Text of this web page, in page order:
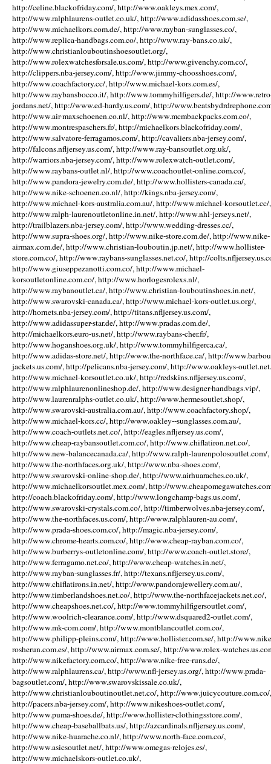
http://celine.blackofriday.com/, http://www.oakleys.mex.com/,
http://www.ralphlaurens-outlet.co.uk/, http://www.adidasshoes.com.se/,
http://www.michaelkors.com.de/, http://www.rayban-sunglasses.co/,
http://www.replica-handbags.com.co/, http://www.ray-bans.co.uk/,
http://www.christianlouboutinshoesoutlet.org/,
http://www.rolexwatchesforsale.us.com/, http://www.givenchy.com.co/,
http://clippers.nba-jersey.com/, http://www.jimmy-choosshoes.com/,
http://www.coachfactory.cc/, http://www.michael-kors.com.es/,
http://www.raybansbocco.it/, http://www.tommyhilfigers.de/, http://
jordans.net/, http://www.ed-hardy.us.com/, http://
http://www.air-maxschoenen.co.nl/, http://www.mcmbackpacks.com.co/,
http://www.montrespaschers.fr/, http://michaelkors.blackofriday.com/,
http://www.salvatore-ferragamos.com/, http://cavaliers.nba-jersey.com/,
http://falcons.nfljersey.us.com/, http://www.ray-bansoutlet.org.uk/,
http://warriors.nba-jersey.com/, http://www.rolexwatch-outlet.com/,
http://www.raybans-outlet.nl/, http://www.coachoutlet-online.com.co/,
http://www.pandora-jewelry.com.de/, http://www.hollisters-canada.ca/,
http://www.nike-schoenen.co.nl/, http://kings.nba-jersey.com/,
http://www.michael-kors-australia.com.au/, http://www.michael-korsoutlet.cc/,
http://www.ralph-laurenoutletonline.in.net/, http://www.nhl-jerseys.net/,
http://trailblazers.nba-jersey.com/, http://www.wedding-dresses.cc/,
http://www.supra-shoes.org/, http://www.nike-store.com.de/, http://www.nike-
airmax.com.de/, http://www.christian-louboutin.jp.net/, http://www.hollister-
store.com.co/, http://www.raybans-sunglasses.net.co/, http://
http://www.giuseppezanotti.com.co/, http://www.michael-
korsoutletonline.com.co/, http://www.horlogesrolexs.nl/,
http://www.raybanoutlet.ca/, http://www.christian-louboutinshoes.in.net/,
http://www.swarovski-canada.ca/, http://www.michael-kors-outlet.us.org/,
http://hornets.nba-jersey.com/, http://titans.nfljersey.us.com/,
http://www.adidassuper-star.de/, http://www.pradas.com.de/,
http://michaelkors.euro-us.net/, http://www.raybans-cher.fr/,
http://www.hoganshoes.org.uk/, http://www.tommyhilfigerca.ca/,
http://www.adidas-store.net/, http://www.the-northface.ca/, http://
jackets.us.com/, http://pelicans.nba-jersey.com/, http://www.oakleys-
http://www.michael-korsoutlet.co.uk/, http://redskins.nfljersey.us.com/,
http://www.ralphlaurenonlineshop.de/, http://www.designer-handbags.vip/,
http://www.laurenralphs-outlet.co.uk/, http://www.hermesoutlet.shop/,
http://www.swarovski-australia.com.au/, http://www.coachfactory.shop/,
http://www.michael-kors.cc/, http://www.oakley--sunglasses.com.au/,
http://www.coach-outlets.net.co/, http://eagles.nfljersey.us.com/,
http://www.cheap-raybansoutlet.com.co/, http://www.chiflatiron.net.co/,
http://www.new-balancecanada.ca/, http://www.ralph-laurenpolosoutlet.com/,
http://www.the-northfaces.org.uk/, http://www.nba-shoes.com/,
http://www.swarovski-online-shop.de/, http://www.airhuaraches.co.uk/,
http://www.michaelkorsoutlet.mex.com/, http://
http://coach.blackofriday.com/, http://www.longchamp-bags.us.com/,
http://www.swarovski-crystals.com.co/, http://timberwolves.nba-jersey.com/,
http://www.the-northfaces.us.com/, http://www.ralphlauren-au.com/,
http://www.prada-shoes.com.co/, http://magic.nba-jersey.com/,
http://www.chrome-hearts.com.co/, http://www.cheap-rayban.com.co/,
http://www.burberrys-outletonline.com/, http://www.coach-outlet.store/,
http://www.ferragamo.net.co/, http://www.cheap-watches.in.net/,
http://www.rayban-sunglasses.fr/, http://texans.nfljersey.us.com/,
http://www.chiflatirons.in.net/, http://www.pandorajewellery.com.au/,
http://www.timberlandshoes.net.co/, http://www.the-northfacejackets.net.co/,
http://www.cheapshoes.net.co/, http://www.tommyhilfigersoutlet.com/,
http://www.woolrich-clearance.com/, http://www.dsquared2-outlet.com/,
http://www.mk-com.com/, http://www.montblancoutlet.com.co/,
http://www.philipp-pleins.com/, http://www.hollister.com.se/, http://
rosherun.com.es/, http://www.airmax.com.se/, http://www.rolex-
http://www.nikefactory.com.co/, http://www.nike-free-runs.de/,
http://www.ralphlaurens.ca/, http://www.nfl-jersey.us.org/, http://www.prada-
bagsoutlet.com/, http://www.swarovskissale.co.uk/,
http://www.christianlouboutinoutlet.net.co/, http://www.juicycouture.com.co/,
http://pacers.nba-jersey.com/, http://www.nikeshoes-outlet.com/,
http://www.puma-shoes.de/, http://www.hollister-clothingsstore.com/,
http://www.cheap-baseballbats.us/, http://azcardinals.nfljersey.us.com/,
http://www.nike-huarache.co.nl/, http://www.north-face.com.co/,
http://www.asicsoutlet.net/, http://www.omegas-relojes.es/,
http://www.michaelskors-outlet.co.uk/,